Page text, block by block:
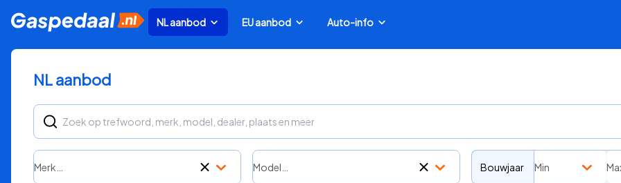
NL aanbod EU aanbod Auto-info
NL aanbod
Merk… Model… Bouwjaar Min